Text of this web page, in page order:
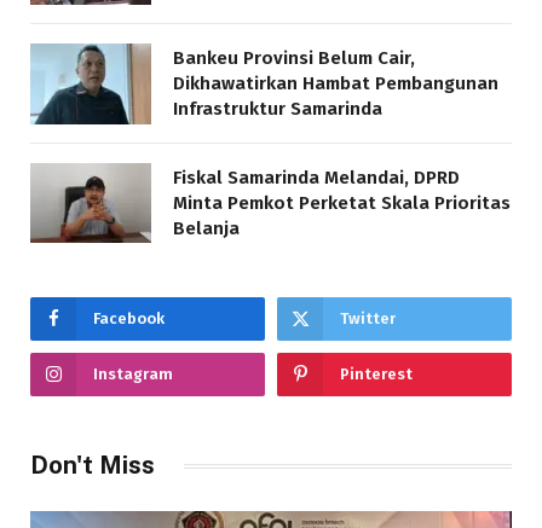
Bankeu Provinsi Belum Cair,
Dikhawatirkan Hambat Pembangunan
Infrastruktur Samarinda
Fiskal Samarinda Melandai, DPRD
Minta Pemkot Perketat Skala Prioritas
Belanja
Facebook Twitter
Instagram Pinterest
Don't Miss